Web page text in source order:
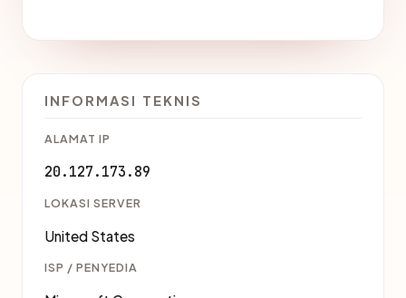
INFORMASI TEKNIS
ALAMAT IP
20.127.173.89
LOKASI SERVER
United States
ISP / PENYEDIA